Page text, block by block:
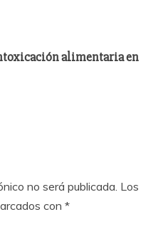
alimentaria en
no será publicada. Los
con *